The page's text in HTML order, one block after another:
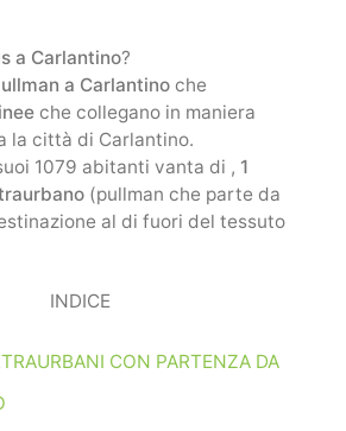
a Carlantino?
a Carlantinoche
che collegano in maniera
la città di Carlantino.
1079 abitanti vanta di , 1
(pullman che parte da
al di fuori del tessuto
INDICE
CON PARTENZA DA